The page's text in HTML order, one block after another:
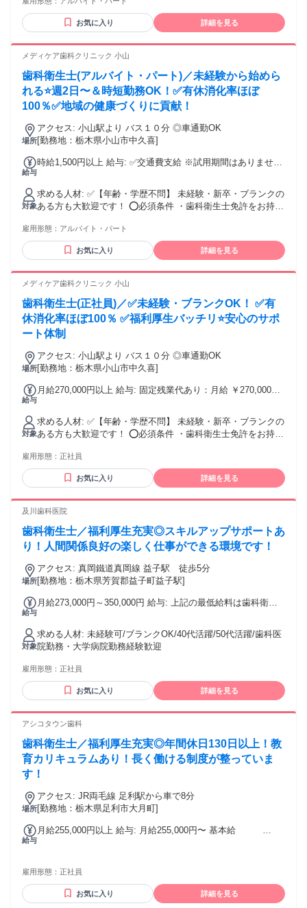
お気に入り 詳細を見る
メディケア歯科クリニック 小山
歯科衛生士(アルバイト・パート)／未経験から始めら
れる⭐️週2日〜＆時短勤務OK！✅有休消化率ほぼ
100％✅地域の健康づくりに貢献！
場所
アクセス: 小山駅より バス１０分 ◎車通勤OK
[勤務地：栃木県小山市中久喜]
給与
時給1,500円以上 給与: ✅交通費支給 ※試用期間はありませ
対象
求める人材: ✅【年齢・学歴不問】 未経験・新卒・ブランクの
ある方も大歓迎です！ ⭕️必須条件 ・歯科衛生士免許をお持ち
きる方は大歓迎です！ ✨こんな方にピッタリの職場✨ ・当院
の「予防医療」の理念に共感してくださる方 ・常に前向きに
明るく仕事に取り組むことができる方 ・地域医療へ貢献して
プライベートと両立したい方 ・有給が取りやすい職場で働き
雇用形態： アルバイト・パート
お気に入り 詳細を見る
メディケア歯科クリニック 小山
歯科衛生士(正社員)／✅未経験・ブランクOK！ ✅有
休消化率ほぼ100％ ✅福利厚生バッチリ⭐️安心のサポ
ート体制
場所
アクセス: 小山駅より バス１０分 ◎車通勤OK
[勤務地：栃木県小山市中久喜]
給与
月給270,000円以上 給与: 固定残業代あり：月給 ￥270,000以
む。16時間を超える残業代は追加で支給する。 ✅昇給あり ✅
ボーナス・賞与あり ✅交通費全額支給 ※試用期間3ヶ月あり
対象
求める人材: ✅【年齢・学歴不問】 未経験・新卒・ブランクの
ある方も大歓迎です！ ⭕️必須条件 ・歯科衛生士免許をお持ち
場です✨ ・常にポジティブな気持ちで仕事に取り組むことが
できる方 ・地域の医療へ貢献していきたいという想いがある
方 ・有給が取りやすい職場でプライベートも充実させたい方
クを大切にし、周囲と連携を取りながら働ける方
雇用形態： 正社員
お気に入り 詳細を見る
及川歯科医院
歯科衛生士／福利厚生充実◎スキルアップサポートあ
り！人間関係良好の楽しく仕事ができる環境です！
場所
アクセス: 真岡鐵道真岡線 益子駅 徒歩5分
[勤務地：栃木県芳賀郡益子町益子駅]
給与
月給273,000円～350,000円 給与: 上記の最低給料は歯科衛生
ます 例）5年目は約285,000円 （達成賞により30万程度も可
能）
対象
求める人材: 未経験可/ブランクOK/40代活躍/50代活躍/歯科医
院勤務・大学病院勤務経験歓迎
雇用形態： 正社員
お気に入り 詳細を見る
アシコタウン歯科
歯科衛生士／福利厚生充実◎年間休日130日以上！教
育カリキュラムあり！長く働ける制度が整っていま
す！
場所
アクセス: JR両毛線 足利駅から車で8分
[勤務地：栃木県足利市大月町]
給与
月給255,000円以上 給与: 月給255,000円〜 基本給
雇用形態： 正社員
お気に入り 詳細を見る